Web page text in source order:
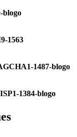
blogo
1563
1487-blogo
1384-blogo